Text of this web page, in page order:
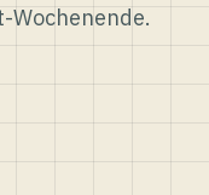
Wochenende.